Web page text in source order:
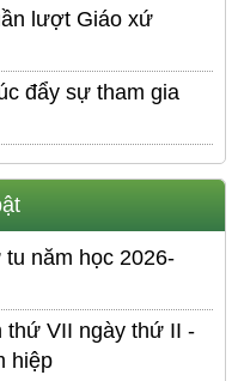
lượt Giáo xứ
đẩy sự tham gia
năm học 2026-
thứ VII ngày thứ II -
hiệp